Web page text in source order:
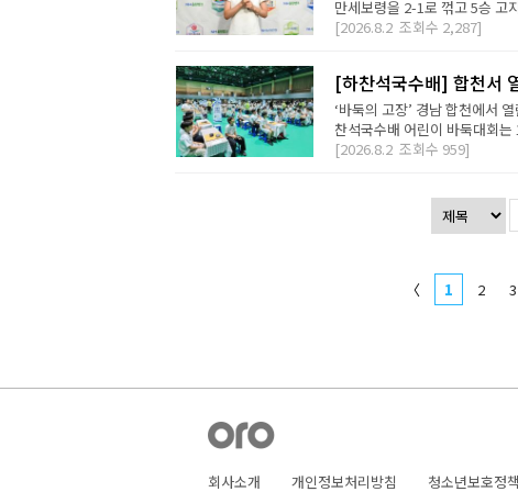
만세보령을 2-1로 꺾고 5승 고
[2026.8.2 조회수 2,287]
[하찬석국수배] 합천서
‘바둑의 고장’ 경남 합천에서
찬석국수배 어린이 바둑대회
[2026.8.2 조회수 959]
〈 1 2 3
회사소개 개인정보처리방침 청소년보호정책